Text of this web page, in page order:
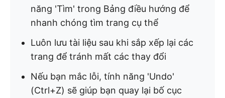
năng 'Tìm' trong Bảng điều hướng để
nhanh chóng tìm trang cụ thể
Luôn lưu tài liệu sau khi sắp xếp lại các
trang để tránh mất các thay đổi
Nếu bạn mắc lỗi, tính năng 'Undo'
(Ctrl+Z) sẽ giúp bạn quay lại bố cục